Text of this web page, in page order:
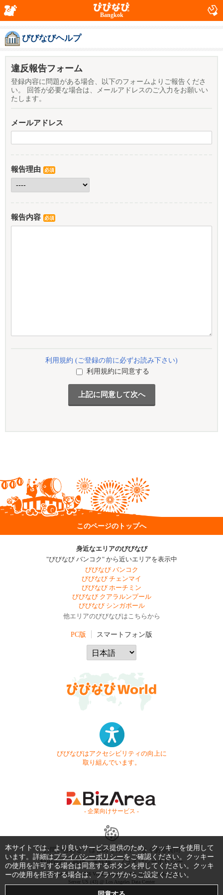
Bangkok
びびなびヘルプ
違反報告フォーム
登録内容に問題がある場合、以下のフォームよりご報告くださ
い。 回答が必要な場合は、メールアドレスのご入力をお願いい
たします。
メールアドレス
報告理由 必須
報告内容 必須
利用規約 (ご登録の前に必ずお読み下さい)
利用規約に同意する
このページのトップへ
身近なエリアのびびなび
"びびなび バンコク" から近いエリアを表示中
びびなび バンコク
びびなび チェンマイ
びびなび ホーチミン
びびなび クアラルンプール
びびなび シンガポール
他エリアのびびなびはこちらから
PC版 スマートフォン版
びびなびはアクセシビリティの向上に
取り組んでいます。
- 企業向けサービス -
お問い合わせ はじめてガイド
よくある質問
利用規約
商標・著作権 プライバシーポリシー
Copyright © 1999-2026 Vivid Navigation, Inc. All Rights Reserved.
Server US (43) @ Los Angeles Data Center
本サイトでは、より良いサービス提供のため、クッキーを使用して
います。詳細はプライバシーポリシーをご確認ください。クッキー
の使用を許可する場合は同意するボタンを押してください。クッキ
ーの使用を拒否する場合は、ブラウザからご設定ください。